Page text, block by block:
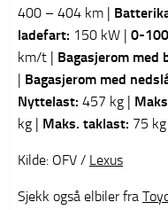
400 – 404 km |
ladefart: 150 kW | 0-
km/t | Bagasjerom med
| Bagasjerom med
Nyttelast: 457 kg |
kg | Maks. taklast: 75
Kilde: OFV / Lexus
Sjekk også elbiler fra